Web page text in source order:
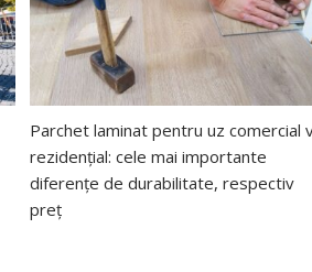
Parchet laminat pentru uz comercial
rezidențial: cele mai importante
diferențe de durabilitate, respectiv
preț